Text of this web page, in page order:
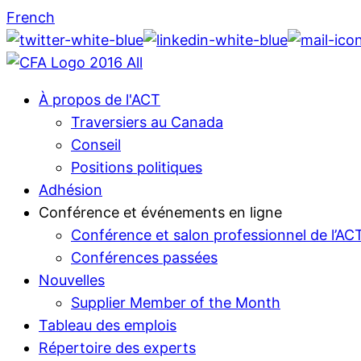
French
À propos de l'ACT
Traversiers au Canada
Conseil
Positions politiques
Adhésion
Conférence et événements en ligne
Conférence et salon professionnel de
Conférences passées
Nouvelles
Supplier Member of the Month
Tableau des emplois
Répertoire des experts